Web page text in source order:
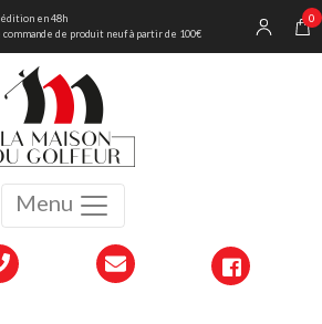
Menu
en 48h
de produit neuf à partir de 100€
0